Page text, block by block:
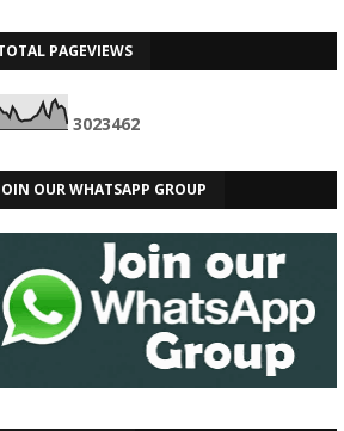
PAGEVIEWS
3023462
OUR WHATSAPP GROUP